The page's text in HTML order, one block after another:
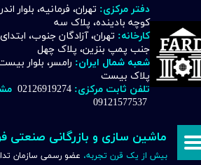
دفتر مرکزی: تهران، فرمانیه، بلوار
کوچه بادینده، پلاک سه
کارخانه: تهران، آزادگان جنوب،
جنب پمپ بنزین، پلاک چهل
شعبه شمال ایران: رامسر، بلوار
پلاک بیست
تلفن ثابت مرکزی: 02126919274
09121577537
ماشین سازی و بازرگانی صنعتی
بیش از یک قرن تجربه، عضو رسمی سازمان
حساب کاربری من
تغییر گذر واژه
خروج از حساب کاربری